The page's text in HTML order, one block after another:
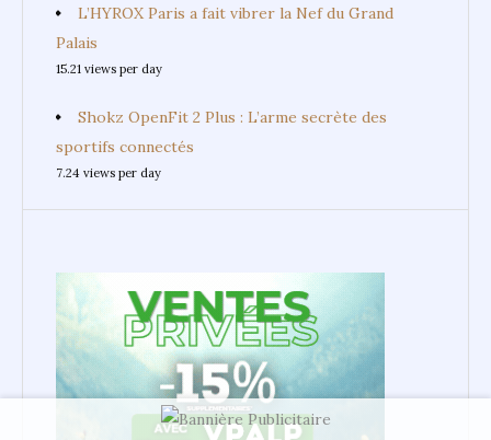
L’HYROX Paris a fait vibrer la Nef du Grand
Palais
15.21 views per day
Shokz OpenFit 2 Plus : L’arme secrète des
sportifs connectés
7.24 views per day